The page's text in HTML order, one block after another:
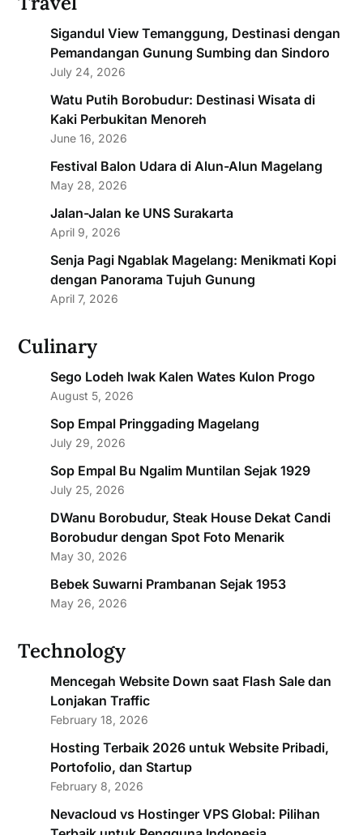
Sigandul View Temanggung, Destinasi dengan
Pemandangan Gunung Sumbing dan Sindoro
July 24, 2026
Watu Putih Borobudur: Destinasi Wisata di
Kaki Perbukitan Menoreh
June 16, 2026
Festival Balon Udara di Alun-Alun Magelang
May 28, 2026
Jalan-Jalan ke UNS Surakarta
April 9, 2026
Senja Pagi Ngablak Magelang: Menikmati Kopi
dengan Panorama Tujuh Gunung
April 7, 2026
Culinary
Sego Lodeh Iwak Kalen Wates Kulon Progo
August 5, 2026
Sop Empal Pringgading Magelang
July 29, 2026
Sop Empal Bu Ngalim Muntilan Sejak 1929
July 25, 2026
DWanu Borobudur, Steak House Dekat Candi
Borobudur dengan Spot Foto Menarik
May 30, 2026
Bebek Suwarni Prambanan Sejak 1953
May 26, 2026
Technology
Mencegah Website Down saat Flash Sale dan
Lonjakan Traffic
February 18, 2026
Hosting Terbaik 2026 untuk Website Pribadi,
Portofolio, dan Startup
February 8, 2026
Nevacloud vs Hostinger VPS Global: Pilihan